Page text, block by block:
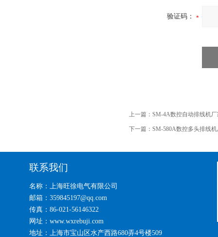
验证码：
上一篇： SM-4A数控自动排线机
下一篇： SM-580A数控多头排线
联系我们
名称：上海旺徐电气有限公司
邮箱：359845197@qq.com
传真：86-021-56146322
网址：www.wxrebuji.com
地址：上海市宝山区水产西路680弄4号楼509